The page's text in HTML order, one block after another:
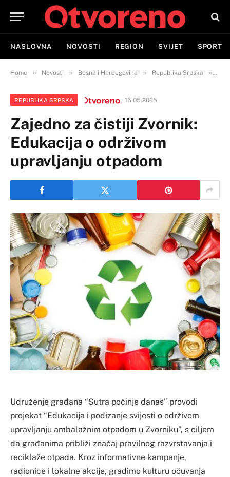
NASLOVNA NOVOSTI REGION SVIJET SPORT
Home » Novosti » Bosna i Hercegovina » Republika Srpska »
REPUBLIKA SRPSKA 15.05.2025
Zajedno za čistiji Zvornik:
Edukacija o održivom
upravljanju otpadom
Udruženje građana “Sutra počinje danas” provodi
projekat “Edukacija i podizanje svijesti o održivom
upravljanju ambalažnim otpadom u Zvorniku”, s ciljem
da građanima približi značaj pravilnog razvrstavanja i
reciklaže otpada. Kroz informativne kampanje,
radionice i lokalne akcije, gradimo kulturu očuvanja